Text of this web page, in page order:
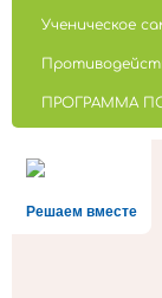
Ученическое
ПРОГРАММА
Решаем вместе